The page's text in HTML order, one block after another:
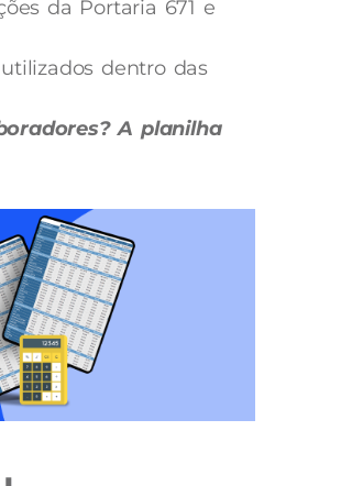
da Portaria 671 e
dentro das
A planilha